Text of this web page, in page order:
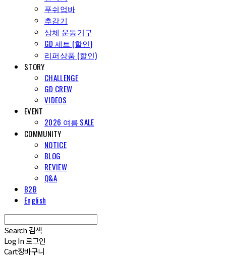
푸쉬업바
추감기
상체 운동기구
GD 세트 (할인)
리퍼상품 (할인)
STORY
CHALLENGE
GD CREW
VIDEOS
EVENT
2026 여름 SALE
COMMUNITY
NOTICE
BLOG
REVIEW
Q&A
B2B
English
Search 검색
Log In로그인
Cart장바구니